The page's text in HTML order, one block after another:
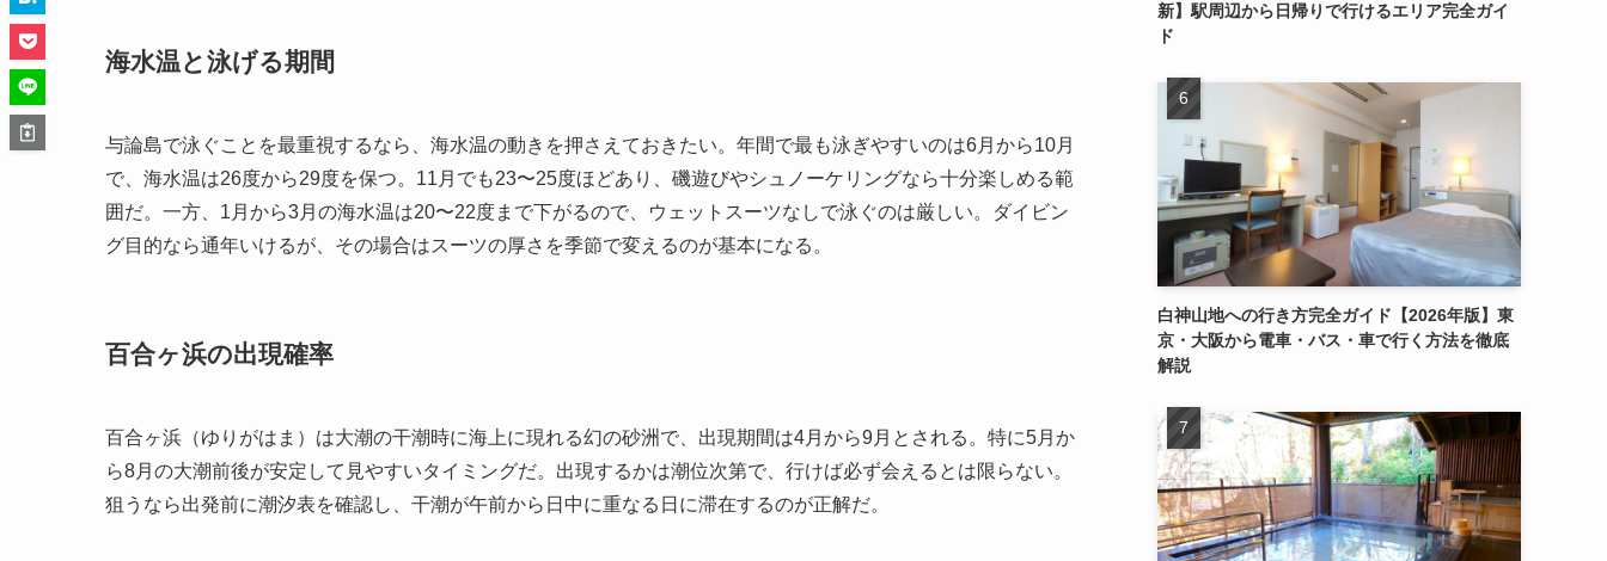
海水温と泳げる期間
与論島で泳ぐことを最重視するなら、海水温の動きを押さえておきたい。年間で最も泳ぎやすいのは6月から10月
で、海水温は26度から29度を保つ。11月でも23〜25度ほどあり、磯遊びやシュノーケリングなら十分楽しめる範
囲だ。一方、1月から3月の海水温は20〜22度まで下がるので、ウェットスーツなしで泳ぐのは厳しい。ダイビン
グ目的なら通年いけるが、その場合はスーツの厚さを季節で変えるのが基本になる。
百合ヶ浜の出現確率
百合ヶ浜（ゆりがはま）は大潮の干潮時に海上に現れる幻の砂洲で、出現期間は4月から9月とされる。特に5月か
ら8月の大潮前後が安定して見やすいタイミングだ。出現するかは潮位次第で、行けば必ず会えるとは限らない。
狙うなら出発前に潮汐表を確認し、干潮が午前から日中に重なる日に滞在するのが正解だ。
新】駅周辺から日帰りで行けるエリア完全ガイ
ド
白神山地への行き方完全ガイド【2026年版】東
京・大阪から電車・バス・車で行く方法を徹底
解説